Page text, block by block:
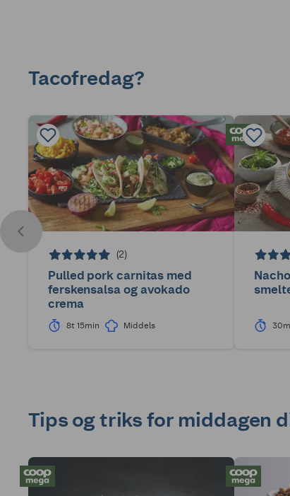
Tacofredag?
(2)
Pulled pork carnitas med
ferskensalsa og avokado
crema
8t 15min Middels
Tips og triks for middagen